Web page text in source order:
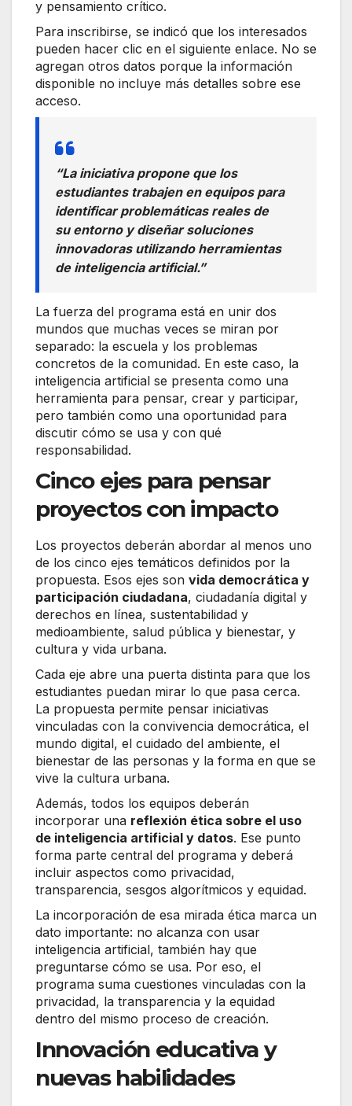
y pensamiento crítico.
Para inscribirse, se indicó que los interesados
pueden hacer clic en el siguiente enlace. No se
agregan otros datos porque la información
disponible no incluye más detalles sobre ese
acceso.
“La iniciativa propone que los
estudiantes trabajen en equipos para
identificar problemáticas reales de
su entorno y diseñar soluciones
innovadoras utilizando herramientas
de inteligencia artificial.”
La fuerza del programa está en unir dos
mundos que muchas veces se miran por
separado: la escuela y los problemas
concretos de la comunidad. En este caso, la
inteligencia artificial se presenta como una
herramienta para pensar, crear y participar,
pero también como una oportunidad para
discutir cómo se usa y con qué
responsabilidad.
Cinco ejes para pensar
proyectos con impacto
Los proyectos deberán abordar al menos uno
de los cinco ejes temáticos definidos por la
propuesta. Esos ejes son vida democrática y
participación ciudadana, ciudadanía digital y
derechos en línea, sustentabilidad y
medioambiente, salud pública y bienestar, y
cultura y vida urbana.
Cada eje abre una puerta distinta para que los
estudiantes puedan mirar lo que pasa cerca.
La propuesta permite pensar iniciativas
vinculadas con la convivencia democrática, el
mundo digital, el cuidado del ambiente, el
bienestar de las personas y la forma en que se
vive la cultura urbana.
Además, todos los equipos deberán
incorporar una reflexión ética sobre el uso
de inteligencia artificial y datos. Ese punto
forma parte central del programa y deberá
incluir aspectos como privacidad,
transparencia, sesgos algorítmicos y equidad.
La incorporación de esa mirada ética marca un
dato importante: no alcanza con usar
inteligencia artificial, también hay que
preguntarse cómo se usa. Por eso, el
programa suma cuestiones vinculadas con la
privacidad, la transparencia y la equidad
dentro del mismo proceso de creación.
Innovación educativa y
nuevas habilidades